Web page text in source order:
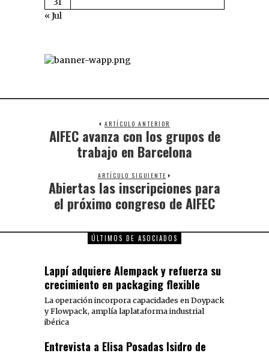
« Jul
ARTÍCULO ANTERIOR
AIFEC avanza con los grupos de
trabajo en Barcelona
ARTÍCULO SIGUIENTE
Abiertas las inscripciones para
el próximo congreso de AIFEC
ÚLTIMOS DE ASOCIADOS
Lappí adquiere Alempack y refuerza su
crecimiento en packaging flexible
La operación incorpora capacidades en Doypack
y Flowpack, amplía laplataforma industrial
ibérica
Entrevista a Elisa Posadas Isidro de